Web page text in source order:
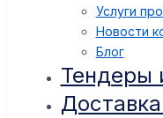
Услуги
Новости
Блог
Тендеры